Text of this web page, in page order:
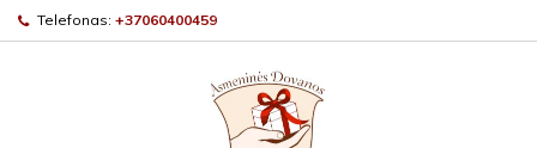
Telefonas: +37060400459